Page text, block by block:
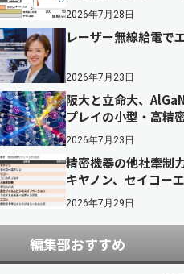
2026年7月28日
レーザー無線給電で
2026年7月23日
阪大と立命大、
プレイの小型・高精
2026年7月23日
精密機器の他社牽制
キヤノン、セイコー
2026年7月29日
編集部おすすめ